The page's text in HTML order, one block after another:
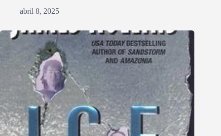
abril 8, 2025